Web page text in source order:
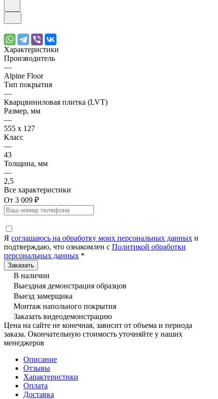
Характеристики
Производитель
—
Alpine Floor
Тип покрытия
—
Кварцвиниловая плитка (LVT)
Размер, мм
—
555 x 127
Класс
—
43
Толщина, мм
—
2,5
Все характеристики
От 3 009 ₽
Я соглашаюсь на обработку моих персональных данных и
подтверждаю, что ознакомлен с Политикой обработки
персональных данных *
В наличии
Выездная демонстрация образцов
Выезд замерщика
Монтаж напольного покрытия
Заказать видеодемонстрацию
Цена на сайте не конечная, зависит от объема и периода
заказа. Окончательную стоимость уточняйте у наших
менеджеров
Описание
Отзывы
Характеристики
Оплата
Доставка